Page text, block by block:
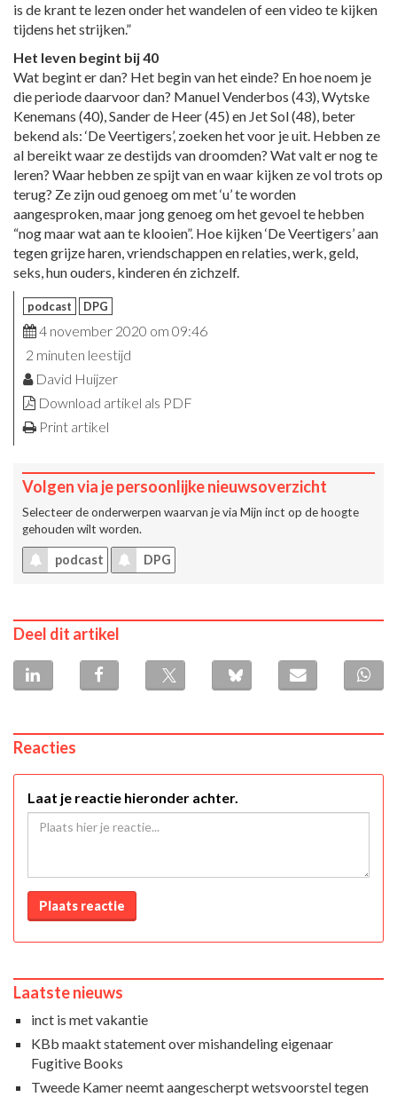
is de krant te lezen onder het wandelen of een video te kijken
tijdens het strijken.”
Het leven begint bij 40
Wat begint er dan? Het begin van het einde? En hoe noem je
die periode daarvoor dan? Manuel Venderbos (43), Wytske
Kenemans (40), Sander de Heer (45) en Jet Sol (48), beter
bekend als: ‘De Veertigers’, zoeken het voor je uit. Hebben ze
al bereikt waar ze destijds van droomden? Wat valt er nog te
leren? Waar hebben ze spijt van en waar kijken ze vol trots op
terug? Ze zijn oud genoeg om met ‘u’ te worden
aangesproken, maar jong genoeg om het gevoel te hebben
“nog maar wat aan te klooien”. Hoe kijken ‘De Veertigers’ aan
tegen grijze haren, vriendschappen en relaties, werk, geld,
seks, hun ouders, kinderen én zichzelf.
podcast DPG
4 november 2020 om 09:46
2 minuten leestijd
David Huijzer
Download artikel als PDF
Print artikel
Volgen via je persoonlijke nieuwsoverzicht
Selecteer de onderwerpen waarvan je via Mijn inct op de hoogte
gehouden wilt worden.
podcast DPG
Deel dit artikel
Reacties
Laat je reactie hieronder achter.
Plaats reactie
Laatste nieuws
inct is met vakantie
KBb maakt statement over mishandeling eigenaar
Fugitive Books
Tweede Kamer neemt aangescherpt wetsvoorstel tegen